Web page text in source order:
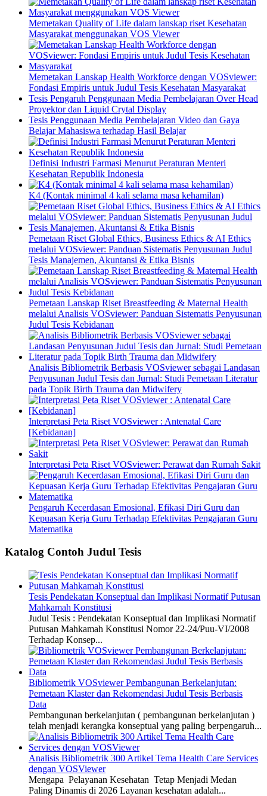
Memetakan Quality of Life dalam lanskap riset Kesehatan
Masyarakat menggunakan VOS Viewer
Memetakan Lanskap Health Workforce dengan VOSviewer:
Fondasi Empiris untuk Judul Tesis Kesehatan Masyarakat
Tesis Pengaruh Penggunaan Media Pembelajaran Over Head
Proyektor dan Liquid Crytal Display
Tesis Penggunaan Media Pembelajaran Video dan Gaya
Belajar Mahasiswa terhadap Hasil Belajar
Definisi Industri Farmasi Menurut Peraturan Menteri
Kesehatan Republik Indonesia
K4 (Kontak minimal 4 kali selama masa kehamilan)
Pemetaan Riset Global Ethics, Business Ethics & AI Ethics
melalui VOSviewer: Panduan Sistematis Penyusunan Judul
Tesis Manajemen, Akuntansi & Etika Bisnis
Pemetaan Lanskap Riset Breastfeeding & Maternal Health
melalui Analisis VOSviewer: Panduan Sistematis Penyusunan
Judul Tesis Kebidanan
Analisis Bibliometrik Berbasis VOSviewer sebagai Landasan
Penyusunan Judul Tesis dan Jurnal: Studi Pemetaan Literatur
pada Topik Birth Trauma dan Midwifery
Interpretasi Peta Riset VOSviewer : Antenatal Care
[Kebidanan]
Interpretasi Peta Riset VOSviewer: Perawat dan Rumah Sakit
Pengaruh Kecerdasan Emosional, Efikasi Diri Guru dan
Kepuasan Kerja Guru Terhadap Efektivitas Pengajaran Guru
Matematika
Katalog Contoh Judul Tesis
Tesis Pendekatan Konseptual dan Implikasi Normatif Putusan
Mahkamah Konstitusi
Judul Tesis : Pendekatan Konseptual dan Implikasi Normatif
Putusan Mahkamah Konstitusi Nomor 22-24/Puu-VI/2008
Terhadap Konsep...
Bibliometrik VOSviewer Pembangunan Berkelanjutan:
Pemetaan Klaster dan Rekomendasi Judul Tesis Berbasis
Data
Pembangunan berkelanjutan ( pembangunan berkelanjutan )
telah menjadi kerangka konseptual yang paling berpengaruh...
Analisis Bibliometrik 300 Artikel Tema Health Care Services
dengan VOSViewer
Mengapa Pelayanan Kesehatan Tetap Menjadi Medan
Paling Dinamis di 2026 Layanan kesehatan adalah...